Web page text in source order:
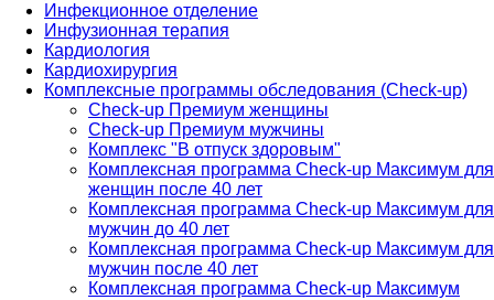
Инфекционное отделение
Инфузионная терапия
Кардиология
Кардиохирургия
Комплексные программы обследования (Check-up)
Check-up Премиум женщины
Check-up Премиум мужчины
Комплекс "В отпуск здоровым"
Комплексная программа Check-up Максимум для
женщин после 40 лет
Комплексная программа Check-up Максимум для
мужчин до 40 лет
Комплексная программа Check-up Максимум для
мужчин после 40 лет
Комплексная программа Check-up Максимум